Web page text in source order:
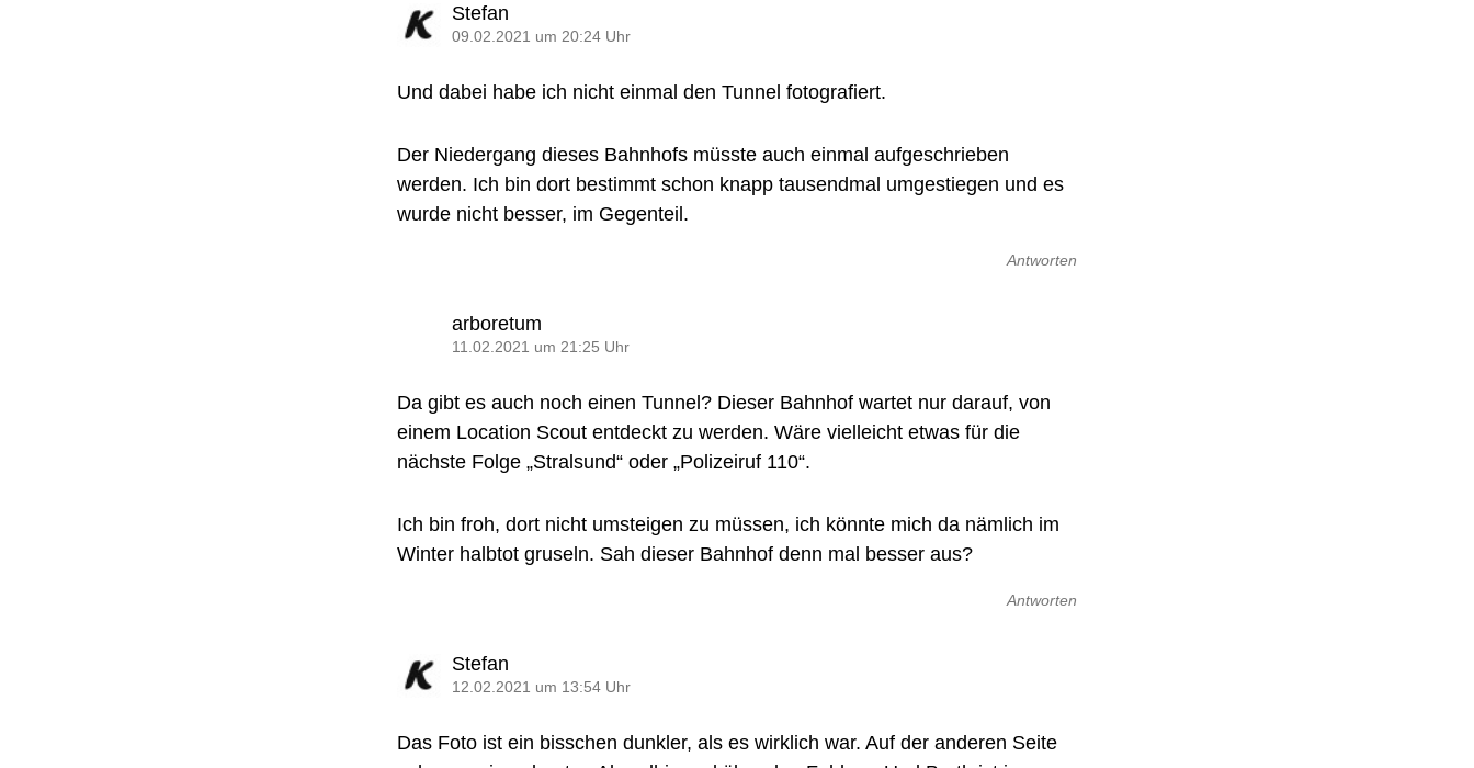
Stefan
09.02.2021 um 20:24 Uhr
Und dabei habe ich nicht einmal den Tunnel fotografiert.
Der Niedergang dieses Bahnhofs müsste auch einmal aufgeschrieben
werden. Ich bin dort bestimmt schon knapp tausendmal umgestiegen und es
wurde nicht besser, im Gegenteil.
Antworten
arboretum
11.02.2021 um 21:25 Uhr
Da gibt es auch noch einen Tunnel? Dieser Bahnhof wartet nur darauf, von
einem Location Scout entdeckt zu werden. Wäre vielleicht etwas für die
nächste Folge „Stralsund“ oder „Polizeiruf 110“.
Ich bin froh, dort nicht umsteigen zu müssen, ich könnte mich da nämlich im
Winter halbtot gruseln. Sah dieser Bahnhof denn mal besser aus?
Antworten
Stefan
12.02.2021 um 13:54 Uhr
Das Foto ist ein bisschen dunkler, als es wirklich war. Auf der anderen Seite